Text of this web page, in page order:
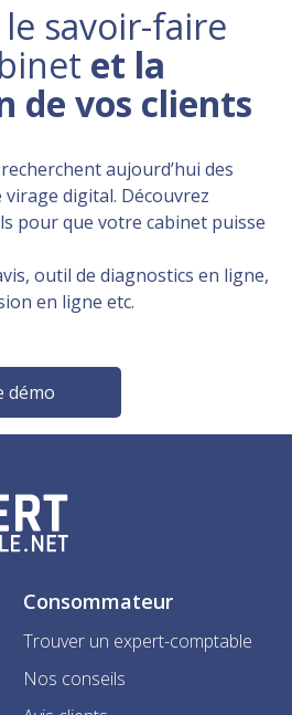
savoir-faire
et la
de vos clients
aujourd’hui des
digital. Découvrez
pour que votre cabinet puisse
outil de diagnostics en ligne,
en ligne etc.
démo
Consommateur
Trouver un expert-comptable
Nos conseils